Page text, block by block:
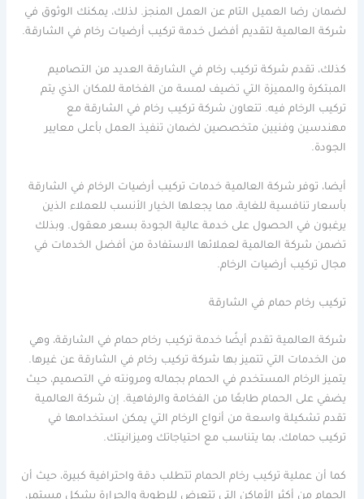
لضمان رضا العميل التام عن العمل المنجز. لذلك، يمكنك الوثوق في
شركة العالمية لتقديم أفضل خدمة تركيب أرضيات رخام في الشارقة.
كذلك، تقدم شركة تركيب رخام في الشارقة العديد من التصاميم
المبتكرة والمميزة التي تضيف لمسة من الفخامة للمكان الذي يتم
تركيب الرخام فيه. تتعاون شركة تركيب رخام في الشارقة مع
مهندسين وفنيين متخصصين لضمان تنفيذ العمل بأعلى معايير
الجودة.
أيضا، توفر شركة العالمية خدمات تركيب أرضيات الرخام في الشارقة
بأسعار تنافسية للغاية، مما يجعلها الخيار الأنسب للعملاء الذين
يرغبون في الحصول على خدمة عالية الجودة بسعر معقول. وبذلك
تضمن شركة العالمية لعملائها الاستفادة من أفضل الخدمات في
مجال تركيب أرضيات الرخام.
تركيب رخام حمام في الشارقة
شركة العالمية تقدم أيضًا خدمة تركيب رخام حمام في الشارقة، وهي
من الخدمات التي تتميز بها شركة تركيب رخام في الشارقة عن غيرها.
يتميز الرخام المستخدم في الحمام بجماله ومرونته في التصميم، حيث
يضفي على الحمام طابعًا من الفخامة والرفاهية. إن شركة العالمية
تقدم تشكيلة واسعة من أنواع الرخام التي يمكن استخدامها في
تركيب حمامك، بما يتناسب مع احتياجاتك وميزانيتك.
كما أن عملية تركيب رخام الحمام تتطلب دقة واحترافية كبيرة، حيث أن
الحمام من أكثر الأماكن التي تتعرض للرطوبة والحرارة بشكل مستمر،